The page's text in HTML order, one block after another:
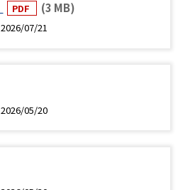
PDF (3 MB)
2026/07/21
2026/05/20